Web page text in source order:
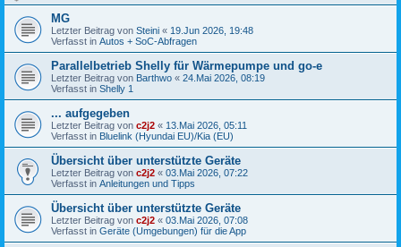
MG
Letzter Beitrag von Steini « 19.Jun 2026, 19:48
Verfasst in Autos + SoC-Abfragen
Parallelbetrieb Shelly für Wärmepumpe und go-e
Letzter Beitrag von Barthwo « 24.Mai 2026, 08:19
Verfasst in Shelly 1
... aufgegeben
Letzter Beitrag von c2j2 « 13.Mai 2026, 05:11
Verfasst in Bluelink (Hyundai EU)/Kia (EU)
Übersicht über unterstützte Geräte
Letzter Beitrag von c2j2 « 03.Mai 2026, 07:22
Verfasst in Anleitungen und Tipps
Übersicht über unterstützte Geräte
Letzter Beitrag von c2j2 « 03.Mai 2026, 07:08
Verfasst in Geräte (Umgebungen) für die App